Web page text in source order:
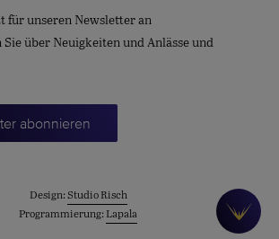
für unseren Newsletter an
über Neuigkeiten und Anlässe und
abonnieren
Design:Studio Risch
Programmierung: Lapala